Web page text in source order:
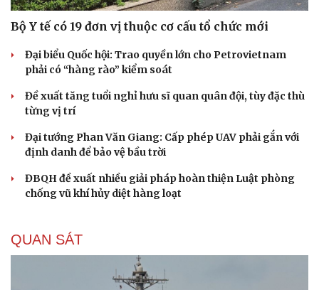
Cải chính
Bộ Y tế có 19 đơn vị thuộc cơ cấu tổ chức mới
Đại biểu Quốc hội: Trao quyền lớn cho Petrovietnam
phải có “hàng rào” kiểm soát
Đề xuất tăng tuổi nghỉ hưu sĩ quan quân đội, tùy đặc thù
từng vị trí
Đại tướng Phan Văn Giang: Cấp phép UAV phải gắn với
định danh để bảo vệ bầu trời
ĐBQH đề xuất nhiều giải pháp hoàn thiện Luật phòng
chống vũ khí hủy diệt hàng loạt
QUAN SÁT